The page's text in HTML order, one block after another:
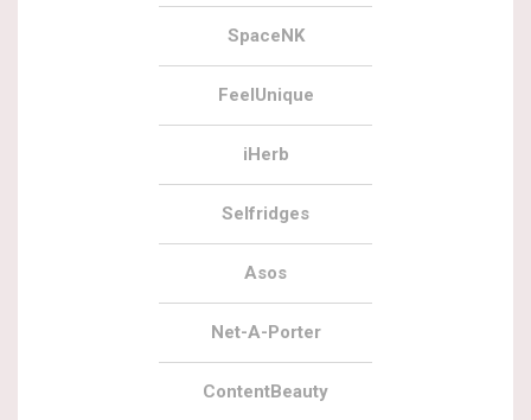
SpaceNK
FeelUnique
iHerb
Selfridges
Asos
Net-A-Porter
ContentBeauty